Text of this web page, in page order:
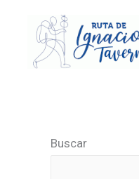
contenido
Buscar